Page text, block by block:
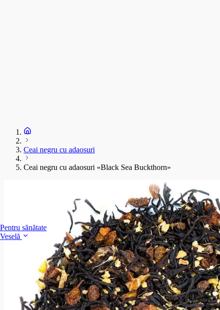
Pentru sănătate
Veselă
Ceai negru cu adaosuri
Ceai negru cu adaosuri «Black Sea Buckthorn»